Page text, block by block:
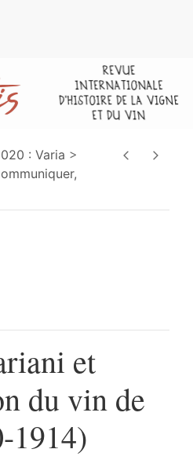
: Varia
et
du vin de
1914)